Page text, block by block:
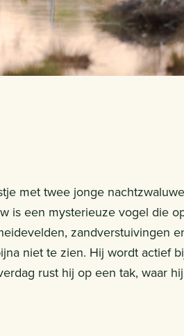
met twee jonge
is een mysterieuze vogel die
zandverstuivingen
niet te zien. Hij wordt actief
rust hij op een tak, waar